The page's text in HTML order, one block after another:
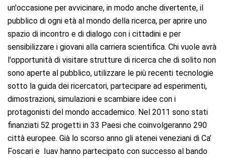
un'occasione per avvicinare, in modo anche divertente, il
pubblico di ogni età al mondo della ricerca, per aprire uno
spazio di incontro e di dialogo con i cittadini e per
sensibilizzare i giovani alla carriera scientifica. Chi vuole avrà
l'opportunità di visitare strutture di ricerca che di solito non
sono aperte al pubblico, utilizzare le più recenti tecnologie
sotto la guida dei ricercatori, partecipare ad esperimenti,
dimostrazioni, simulazioni e scambiare idee con i
protagonisti del mondo accademico. Nel 2011 sono stati
finanziati 52 progetti in 33 Paesi che coinvolgeranno 290
città europee. Già lo scorso anno gli atenei veneziani di Ca’
Foscari e Iuav hanno partecipato con successo al bando